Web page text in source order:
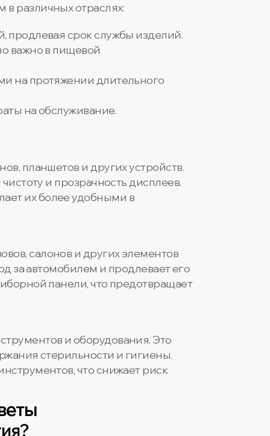
различных отраслях:
продлевая срок службы изделий.
важно в пищевой
на протяжении длительного
на обслуживание.
планшетов и других устройств.
и прозрачность дисплеев.
их более удобными в
салонов и других элементов
за автомобилем и продлевает его
панели, что предотвращает
и оборудования. Это
стерильности и гигиены.
что снижает риск